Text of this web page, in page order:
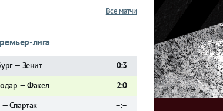
Все матчи
лига
— Зенит 0:3
— Факел 2:0
Спартак –:–